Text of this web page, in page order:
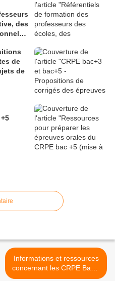
des
de
de
Informations et ressources
concernant les CRPE Bac +
3 et Bac +5 (et en